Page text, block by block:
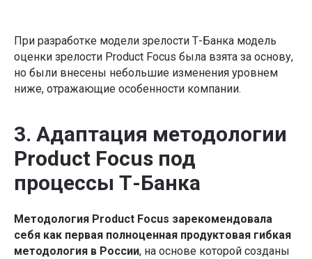
При разработке модели зрелости Т-Банка модель
оценки зрелости Product Focus была взята за основу,
но были внесены небольшие изменения уровнем
ниже, отражающие особенности компании.
3. Адаптация методологии
Product Focus под
процессы Т-Банка
Методология Product Focus зарекомендовала
себя как первая полноценная продуктовая гибкая
методология в России, на основе которой созданы